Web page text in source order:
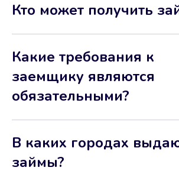
Кто может получить
Какие требования к
заемщику являются
обязательными?
В каких городах
займы?